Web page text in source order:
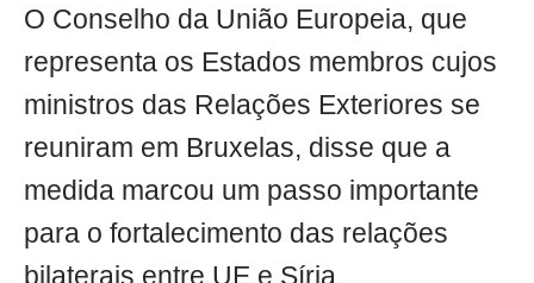
O Conselho da União Europeia, que
representa os Estados membros cujos
ministros das Relações Exteriores se
reuniram em Bruxelas, disse que a
medida marcou um passo importante
para o fortalecimento das relações
bilaterais entre UE e Síria.